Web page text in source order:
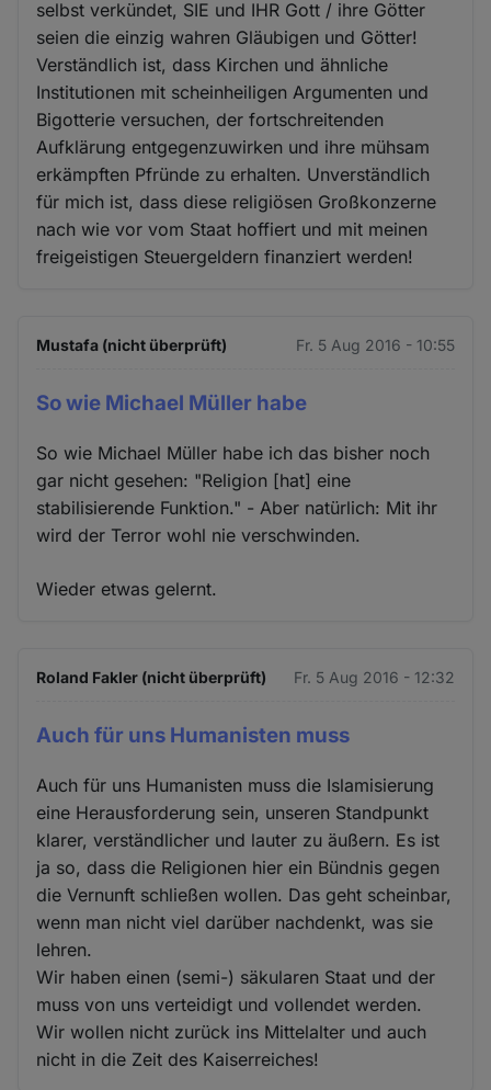
selbst verkündet, SIE und IHR Gott / ihre Götter
seien die einzig wahren Gläubigen und Götter!
Verständlich ist, dass Kirchen und ähnliche
Institutionen mit scheinheiligen Argumenten und
Bigotterie versuchen, der fortschreitenden
Aufklärung entgegenzuwirken und ihre mühsam
erkämpften Pfründe zu erhalten. Unverständlich
für mich ist, dass diese religiösen Großkonzerne
nach wie vor vom Staat hoffiert und mit meinen
freigeistigen Steuergeldern finanziert werden!
Mustafa (nicht überprüft) Fr. 5 Aug 2016 - 10:55
So wie Michael Müller habe
So wie Michael Müller habe ich das bisher noch
gar nicht gesehen: "Religion [hat] eine
stabilisierende Funktion." - Aber natürlich: Mit ihr
wird der Terror wohl nie verschwinden.
Wieder etwas gelernt.
Roland Fakler (nicht überprüft) Fr. 5 Aug 2016 - 12:32
Auch für uns Humanisten muss
Auch für uns Humanisten muss die Islamisierung
eine Herausforderung sein, unseren Standpunkt
klarer, verständlicher und lauter zu äußern. Es ist
ja so, dass die Religionen hier ein Bündnis gegen
die Vernunft schließen wollen. Das geht scheinbar,
wenn man nicht viel darüber nachdenkt, was sie
lehren.
Wir haben einen (semi-) säkularen Staat und der
muss von uns verteidigt und vollendet werden.
Wir wollen nicht zurück ins Mittelalter und auch
nicht in die Zeit des Kaiserreiches!